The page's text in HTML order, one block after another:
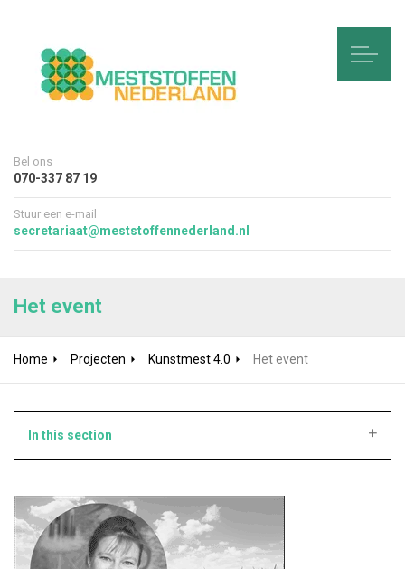
Bel ons
070-337 87 19
Stuur een e-mail
secretariaat@meststoffennederland.nl
Het event
Home Projecten Kunstmest 4.0 Het event
In this section